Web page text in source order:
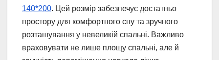
140*200. Цей розмір забезпечує достатньо
простору для комфортного сну та зручного
розташування у невеликій спальні. Важливо
враховувати не лише площу спальні, але й